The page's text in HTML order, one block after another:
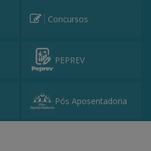
Concursos
PEPREV
Pós Aposentadoria